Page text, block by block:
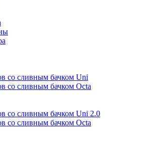
со сливным бачком Uni
со сливным бачком Octa
со сливным бачком Uni 2.0
со сливным бачком Octa